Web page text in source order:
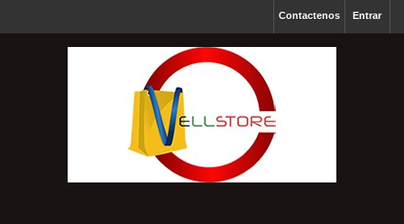
Entrar
Contactenos